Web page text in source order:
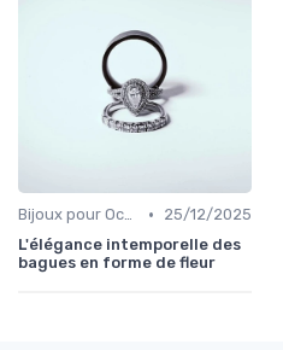
Bijoux pour Occasions Spéciales •
25/12/2025
L'élégance intemporelle des
bagues en forme de fleur